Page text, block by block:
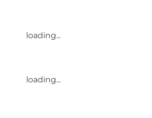
loading...
loading...